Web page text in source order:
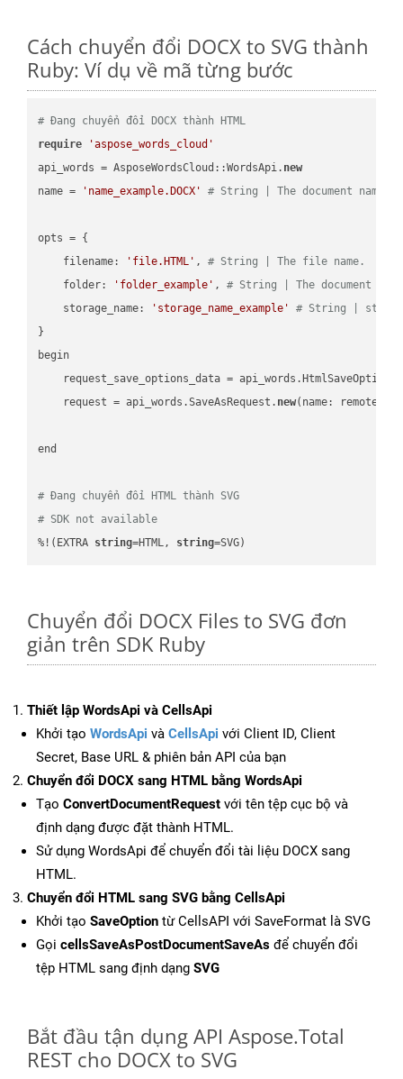
Cách chuyển đổi DOCX to SVG thành
Ruby: Ví dụ về mã từng bước
# Đang chuyển đổi DOCX thành HTML
require
'aspose_words_cloud'
api_words = AsposeWordsCloud::WordsApi. new
name =
'name_example.DOCX' # String | The document name.
opts = {
    filename:
'file.HTML' , # String | The file name.
    folder:
'folder_example' , # String | The document
    storage_name:
'storage_name_example'
# String |
}
begin
request_save_options_data =
    request = api_words.SaveAsRequest.
new(name:
end
# Đang chuyển đổi HTML thành SVG
# SDK not available
%!(EXTRA string=HTML, string=SVG)
Chuyển đổi DOCX Files to SVG đơn
giản trên SDK Ruby
Thiết lập WordsApi và CellsApi
Khởi tạo WordsApi và CellsApi với Client ID, Client
Secret, Base URL & phiên bản API của bạn
Chuyển đổi DOCX sang HTML bằng WordsApi
Tạo ConvertDocumentRequest với tên tệp cục bộ và
định dạng được đặt thành HTML.
Sử dụng WordsApi để chuyển đổi tài liệu DOCX sang
HTML.
Chuyển đổi HTML sang SVG bằng CellsApi
Khởi tạo SaveOption từ CellsAPI với SaveFormat là SVG
Gọi cellsSaveAsPostDocumentSaveAs để chuyển đổi
tệp HTML sang định dạng SVG
Bắt đầu tận dụng API Aspose.Total
REST cho DOCX to SVG